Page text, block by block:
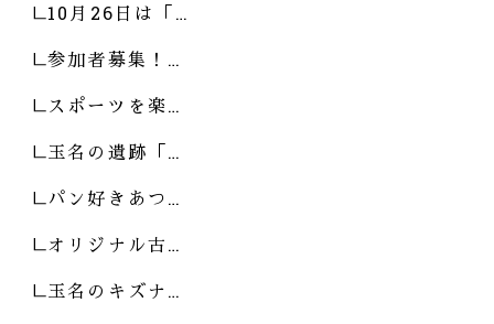
10月26日は「…
参加者募集！…
スポーツを楽…
玉名の遺跡「…
パン好きあつ…
オリジナル古…
玉名のキズナ…